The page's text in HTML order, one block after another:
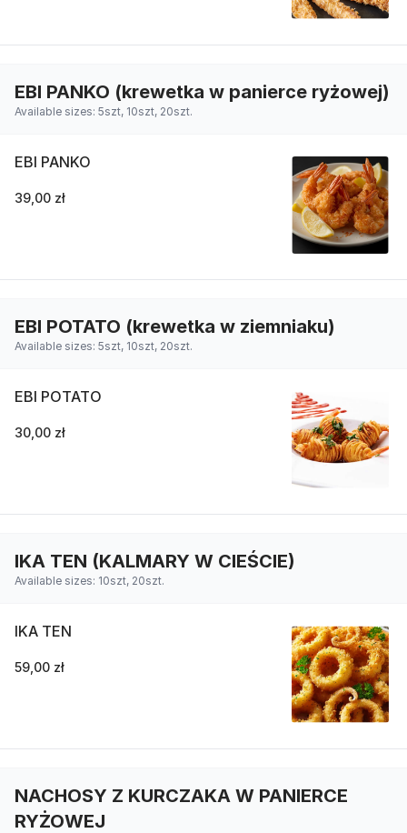
EBI PANKO (krewetka w panierce ryżowej)
Available sizes: 5szt, 10szt, 20szt.
EBI PANKO
39,00 zł
EBI POTATO (krewetka w ziemniaku)
Available sizes: 5szt, 10szt, 20szt.
EBI POTATO
30,00 zł
IKA TEN (KALMARY W CIEŚCIE)
Available sizes: 10szt, 20szt.
IKA TEN
59,00 zł
NACHOSY Z KURCZAKA W PANIERCE
RYŻOWEJ